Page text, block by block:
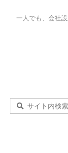
一人でも、会社